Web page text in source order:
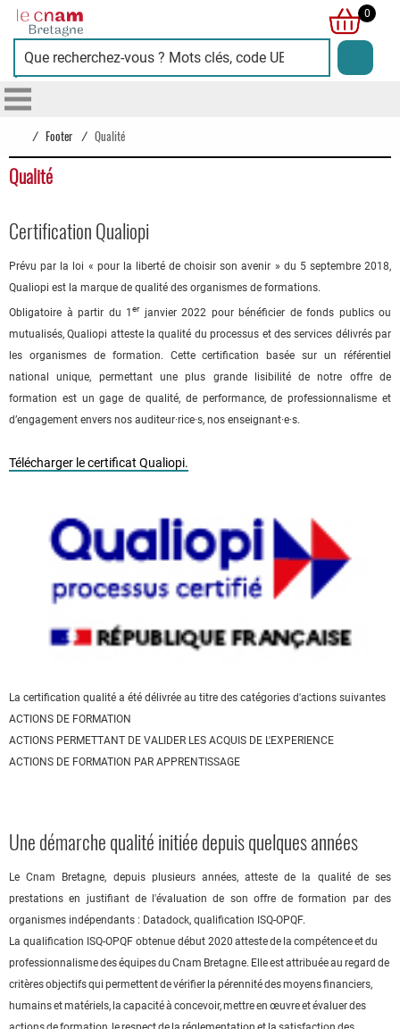
Cnam
Bretagne
0
/ Footer / Qualité
Qualité
Certification Qualiopi
Prévu par la loi « pour la liberté de choisir son avenir » du 5 septembre 2018,
Qualiopi est la marque de qualité des organismes de formations.
Obligatoire à partir du 1 er janvier 2022 pour bénéficier de fonds publics ou
mutualisés, Qualiopi atteste la qualité du processus et des services délivrés par
les organismes de formation. Cette certification basée sur un référentiel
national unique, permettant une plus grande lisibilité de notre offre de
formation est un gage de qualité, de performance, de professionnalisme et
d’engagement envers nos auditeur·rice·s, nos enseignant·e·s.
Télécharger le certificat Qualiopi.
La certification qualité a été délivrée au titre des catégories d'actions suivantes
ACTIONS DE FORMATION
ACTIONS PERMETTANT DE VALIDER LES ACQUIS DE L'EXPERIENCE
ACTIONS DE FORMATION PAR APPRENTISSAGE
Une démarche qualité initiée depuis quelques années
Le Cnam Bretagne, depuis plusieurs années, atteste de la qualité de ses
prestations en justifiant de l'évaluation de son offre de formation par des
organismes indépendants : Datadock, qualification ISQ-OPQF.
La qualification ISQ-OPQF obtenue début 2020 atteste de la compétence et du
professionnalisme des équipes du Cnam Bretagne. Elle est attribuée au regard de
critères objectifs qui permettent de vérifier la pérennité des moyens financiers,
humains et matériels, la capacité à concevoir, mettre en œuvre et évaluer des